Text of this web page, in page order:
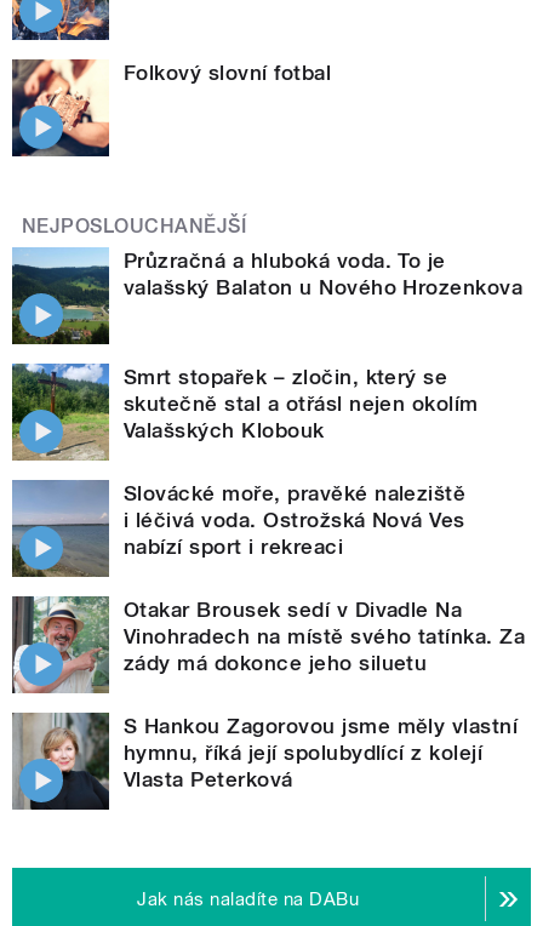
Folkový slovní fotbal
NEJPOSLOUCHANĚJŠÍ
Průzračná a hluboká voda. To je
valašský Balaton u Nového Hrozenkova
Smrt stopařek – zločin, který se
skutečně stal a otřásl nejen okolím
Valašských Klobouk
Slovácké moře, pravěké naleziště
i léčivá voda. Ostrožská Nová Ves
nabízí sport i rekreaci
Otakar Brousek sedí v Divadle Na
Vinohradech na místě svého tatínka. Za
zády má dokonce jeho siluetu
S Hankou Zagorovou jsme měly vlastní
hymnu, říká její spolubydlící z kolejí
Vlasta Peterková
Jak nás naladíte na DABu